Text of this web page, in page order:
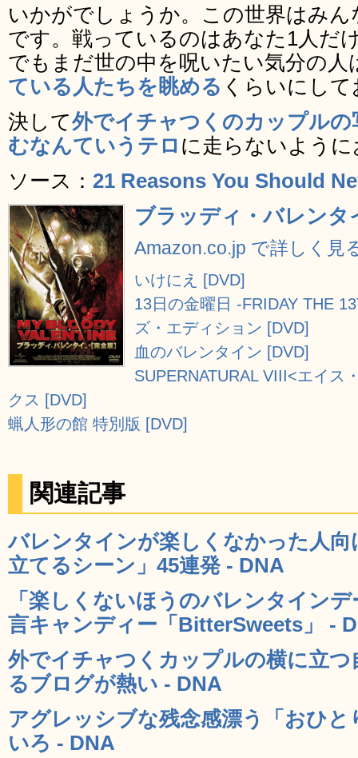
いかがでしょうか。この世界はみ
です。戦っているのはあなた1人だ
でもまだ世の中を呪いたい気分の人
ている人たちを眺める くらいにし
決して外でイチャつくのカップル
むなんていうテロ に走らないよう
ソース： 21 Reasons You Should
ブラッディ・バレン
Amazon.co.jp で詳しく見
いけにえ [DVD]
13日の金曜日 -FRIDAY THE
ズ・エディション [DVD]
血のバレンタイン [DVD]
SUPERNATURAL VIII<エイス
クス [DVD]
蝋人形の館 特別版 [DVD]
関連記事
バレンタインが楽しくなかった人向
立てるシーン」45連発 - DNA
「楽しくないほうのバレンタイン
言キャンディー「BitterSweets」 -
外でイチャつくカップルの横に立つ
るブログが熱い - DNA
アグレッシブな残念感漂う「おひ
いろ - DNA